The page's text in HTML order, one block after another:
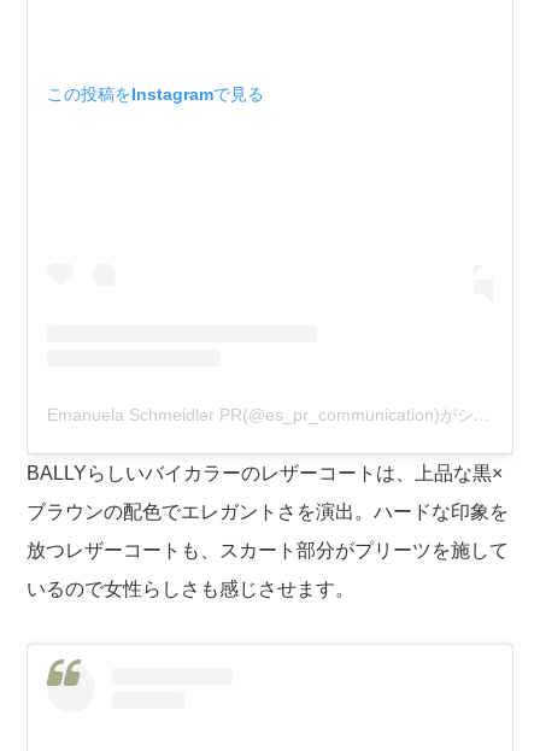
この投稿をInstagramで見る
Emanuela Schmeidler PR(@es_pr_communication)がシェアした投稿
BALLYらしいバイカラーのレザーコートは、上品な黒×
ブラウンの配色でエレガントさを演出。ハードな印象を
放つレザーコートも、スカート部分がプリーツを施して
いるので女性らしさも感じさせます。